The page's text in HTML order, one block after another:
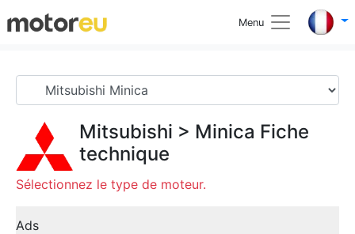
Menu
Mitsubishi > Minica Fiche
technique
Sélectionnez le type de moteur.
Ads